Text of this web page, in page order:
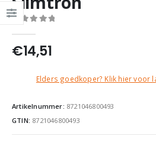
€14,51
Elders goedkoper? Klik hier voor
Artikelnummer: 8721046800493
GTIN: 8721046800493